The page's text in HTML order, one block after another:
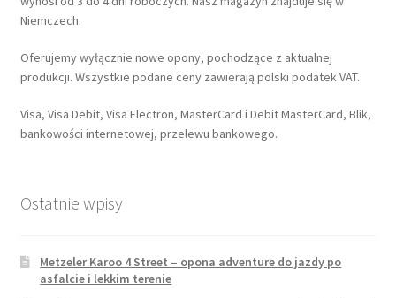
Niemczech.
Oferujemy wyłącznie nowe opony, pochodzące z aktualnej
produkcji. Wszystkie podane ceny zawierają polski podatek VAT.
Visa, Visa Debit, Visa Electron, MasterCard i Debit MasterCard, Blik,
bankowości internetowej, przelewu bankowego.
Ostatnie wpisy
Metzeler Karoo 4 Street – opona adventure do jazdy po
asfalcie i lekkim terenie